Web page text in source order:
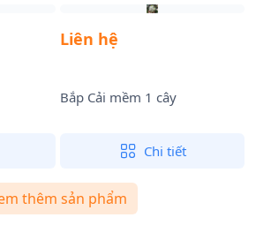
Liên hệ
Bắp Cải mềm 1 cây
Chi tiết
thêm sản phẩm